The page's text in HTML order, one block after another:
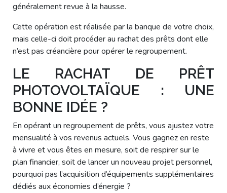
généralement revue à la hausse.
Cette opération est réalisée par la banque de votre choix,
mais celle-ci doit procéder au rachat des prêts dont elle
n’est pas créancière pour opérer le regroupement.
LE RACHAT DE PRÊT
PHOTOVOLTAÏQUE : UNE
BONNE IDÉE ?
En opérant un regroupement de prêts, vous ajustez votre
mensualité à vos revenus actuels. Vous gagnez en reste
à vivre et vous êtes en mesure, soit de respirer sur le
plan financier, soit de lancer un nouveau projet personnel,
pourquoi pas l’acquisition d’équipements supplémentaires
dédiés aux économies d’énergie ?